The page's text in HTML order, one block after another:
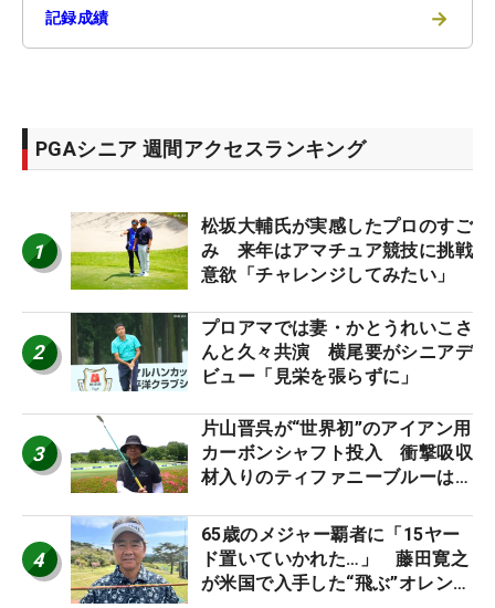
記録成績 →
PGAシニア 週間アクセスランキング
1
松坂大輔氏が実感したプロのすご
み 来年はアマチュア競技に挑戦
意欲「チャレンジしてみたい」
2
プロアマでは妻・かとうれいこさ
んと久々共演 横尾要がシニアデ
ビュー「見栄を張らずに」
3
片山晋呉が“世界初”のアイアン用
カーボンシャフト投入 衝撃吸収
材入りのティファニーブルーは
4
65歳のメジャー覇者に「15ヤー
ド置いていかれた…」 藤田寛之
が米国で入手した“飛ぶ”オレンジ